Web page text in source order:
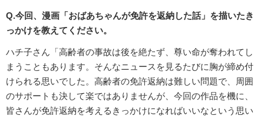
Q.今回、漫画「おばあちゃんが免許を返納した話」を描いたき
っかけを教えてください。
ハチ子さん「高齢者の事故は後を絶たず、尊い命が奪われてし
まうこともあります。そんなニュースを見るたびに胸が締め付
けられる思いでした。高齢者の免許返納は難しい問題で、周囲
のサポートも決して楽ではありませんが、今回の作品を機に、
皆さんが免許返納を考えるきっかけになればいいなという思い